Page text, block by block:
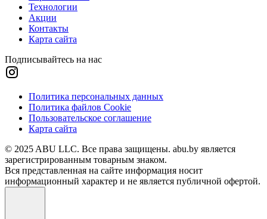
Технологии
Акции
Контакты
Карта сайта
Подписывайтесь на нас
Политика персональных данных
Политика файлов Cookie
Пользовательское соглашение
Карта сайта
© 2025 ABU LLC. Все права защищены. abu.by является
зарегистрированным товарным знаком.
Вся представленная на сайте информация носит
информационный характер и не является публичной офертой.